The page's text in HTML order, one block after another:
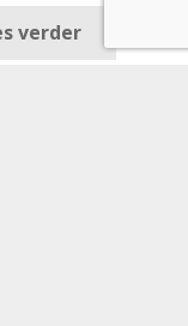
verder